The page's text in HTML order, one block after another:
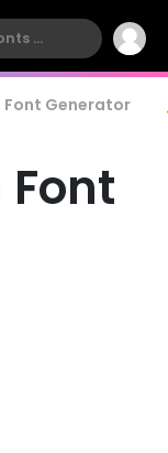
Font Generator